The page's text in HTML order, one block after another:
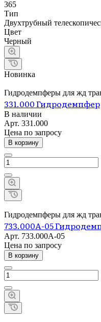
365
Тип
Двухтрубный
Цвет
Черный
Новинка
Гидродемпферы для жд
331.000 Гидродемпфер
В наличии
Арт. 331.000
Цена по запросу
В корзину
Гидродемпферы для жд
733.000А-05
Арт. 733.000А-05
Цена по запросу
В корзину